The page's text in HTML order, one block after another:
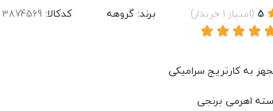
(امتیاز 1 خریدار) برند: گروهه کدکالا:
به کارتریج سرامیکی
اهرمی برنجی